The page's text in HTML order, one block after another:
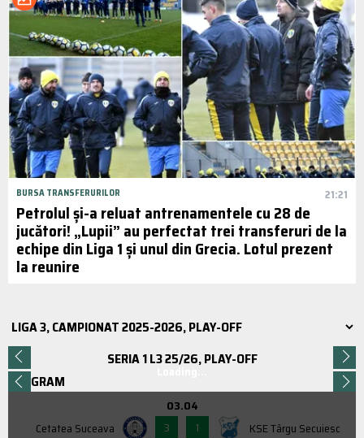
BURSA TRANSFERURILOR 21:21
Petrolul și-a reluat antrenamentele cu 28 de
jucători! „Lupii” au perfectat trei transferuri de la
echipe din Liga 1 și unul din Grecia. Lotul prezent
la reunire
SERIA 1 L3 25/26, PLAY-OFF
PROGRAM
Cetatea Suceava
03.04
3
1 KSE Târgu Secuiesc